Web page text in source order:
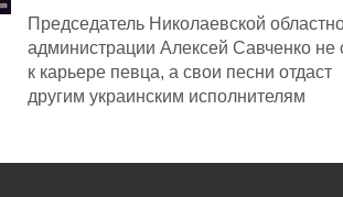
Председатель Николаевской
администрации Алексей Савченко не
к карьере певца, а свои песни отдаст
другим украинским исполнителям